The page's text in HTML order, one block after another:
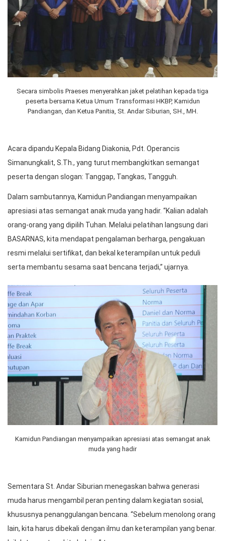
Secara simbolis Praeses menyerahkan jaket pelatihan kepada tiga
peserta bersama Ketua Umum Transformasi HKBP, Kamidun
Pandiangan, dan Ketua Panitia, St. Andar Siburian, SH., MH.
Acara dipandu Kepala Bidang Diakonia, Pdt. Operancis
Simanungkalit, S.Th., yang turut membangkitkan semangat
peserta dengan slogan: Tanggap, Tangkas, Tangguh.
Dalam sambutannya, Kamidun Pandiangan menyampaikan
apresiasi atas semangat anak muda yang hadir. “Kalian adalah
orang-orang yang dipilih Tuhan. Melalui pelatihan langsung dari
BASARNAS, kita mendapat pengalaman berharga, pengakuan
resmi melalui sertifikat, dan bekal keterampilan untuk peduli
serta membantu sesama saat bencana terjadi,” ujarnya.
Kamidun Pandiangan menyampaikan apresiasi atas semangat anak
muda yang hadir
Sementara St. Andar Siburian menegaskan bahwa generasi
muda harus mengambil peran penting dalam kegiatan sosial,
khususnya penanggulangan bencana. “Sebelum menolong orang
lain, kita harus dibekali dengan ilmu dan keterampilan yang benar.